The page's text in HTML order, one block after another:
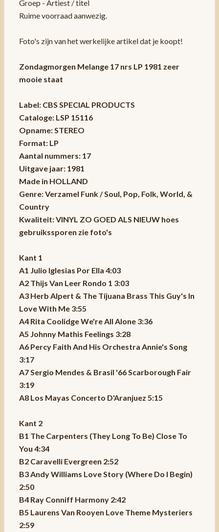
Groep - Artiest / titel
Ruime voorraad aanwezig.
Foto's zijn van het werkelijke artikel dat je koopt!
Zondagmorgen Melange 17 nrs LP 1981 zeer
mooie staat
Label: CBS SPECIAL PRODUCTS
Cataloge: LSP 15116
Opname: STEREO
Format: LP
Aantal nummers: 17
Uitgave jaar: 1981
Made in HOLLAND
Genre: Verzamel Funk / Soul, Pop, Folk, World, &
Country
Kwaliteit: VINYL ZO GOED ALS NIEUW hoes
gebruikssporen zie foto's
Kant 1
A1 Julio Iglesias Por Ella 4:03
A2 Thijs Van Leer Rondo 1 3:03
A3 Herb Alpert & The Tijuana Brass This Guy's In
Love With Me 3:55
A4 Rita Coolidge We're All Alone 3:36
A5 Johnny Mathis Feelings 3:28
A6 Percy Faith And His Orchestra Annie's Song
3:17
A7 Sergio Mendes & Brasil '66 Scarborough Fair
3:19
A8 Los Mayas Concerto D'Aranjuez 5:15
Kant 2
B1 The Carpenters (They Long To Be) Close To
You 4:34
B2 Caravelli Evergreen 2:52
B3 Andy Williams Love Story (Where Do I Begin)
2:50
B4 Ray Conniff Harmony 2:42
B5 Laurens Van Rooyen Love Theme Mysteriers
2:59